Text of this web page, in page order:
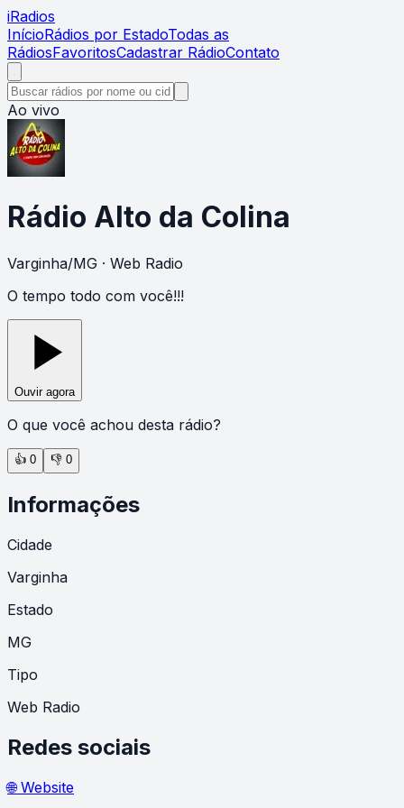
iRadios
InícioRádios por EstadoTodas as
RádiosFavoritosCadastrar RádioContato
Ao vivo
Rádio Alto da Colina
Varginha/MG · Web Radio
O tempo todo com você!!!
Ouvir agora
O que você achou desta rádio?
👍 0 👎 0
Informações
Cidade
Varginha
Estado
MG
Tipo
Web Radio
Redes sociais
🌐 Website